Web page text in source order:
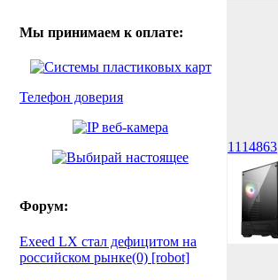
Мы принимаем к оплате:
Телефон доверия
Форум:
Exeed LX стал дефицитом на
российском рынке(0) [robot]
1114863